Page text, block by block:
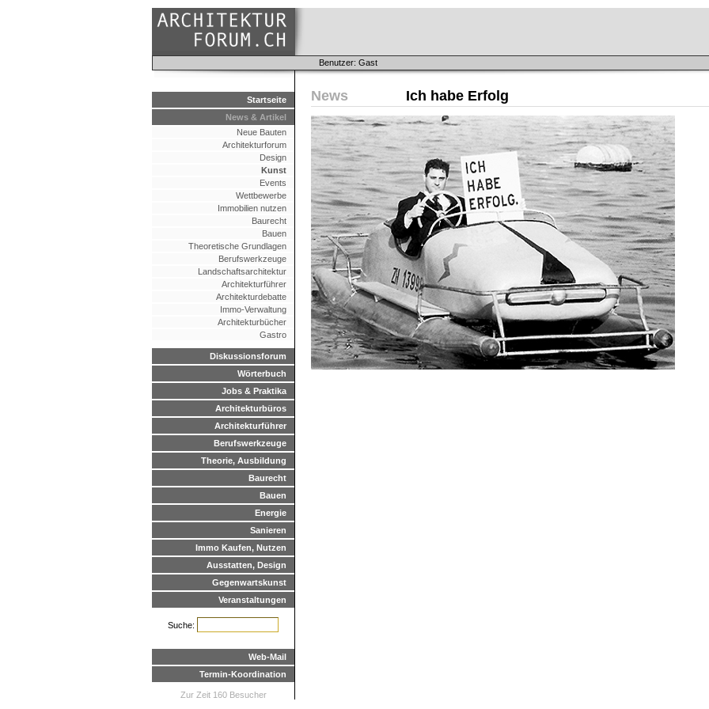
Benutzer: Gast
Startseite
News & Artikel
Neue Bauten
Architekturforum
Design
Kunst
Events
Wettbewerbe
Immobilien nutzen
Baurecht
Bauen
Theoretische Grundlagen
Berufswerkzeuge
Landschaftsarchitektur
Architekturführer
Architekturdebatte
Immo-Verwaltung
Architekturbücher
Gastro
Diskussionsforum
Wörterbuch
Jobs & Praktika
Architekturbüros
Architekturführer
Berufswerkzeuge
Theorie, Ausbildung
Baurecht
Bauen
Energie
Sanieren
Immo Kaufen, Nutzen
Ausstatten, Design
Gegenwartskunst
Veranstaltungen
Suche:
Web-Mail
Termin-Koordination
Zur Zeit 160 Besucher
News Ich habe Erfolg